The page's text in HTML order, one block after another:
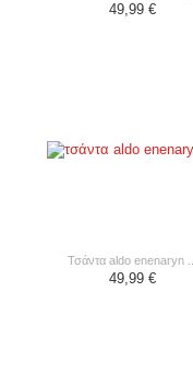
49,99 €
τσάντα aldo enenaryn ...
49,99 €